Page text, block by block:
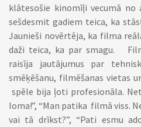
klātesošie kinomīļi vecumā
sešdesmit gadiem teica, ka
Jaunieši novērtēja, ka filma
daži teica, ka par smagu.
raisīja jautājumus par
smēķēšanu, filmēšanas vietas
spēle bija ļoti profesionāla.
loma!”, “Man patika filmā viss.
vai tā drīkst?”, “Pati esmu